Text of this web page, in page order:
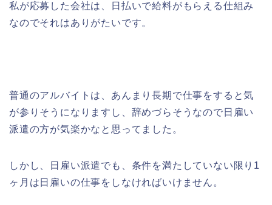
私が応募した会社は、日払いで給料がもらえる仕組み
なのでそれはありがたいです。
普通のアルバイトは、あんまり長期で仕事をすると気
が参りそうになりますし、辞めづらそうなので日雇い
派遣の方が気楽かなと思ってました。
しかし、日雇い派遣でも、条件を満たしていない限り1
ヶ月は日雇いの仕事をしなければいけません。